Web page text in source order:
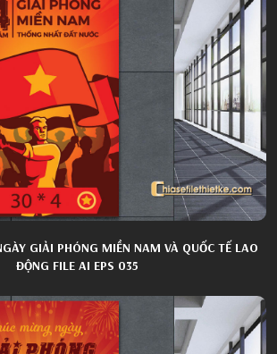
GIẢI PHÓNG MIỀN NAM VÀ QUỐC TẾ LAO
ĐỘNG FILE AI EPS 035